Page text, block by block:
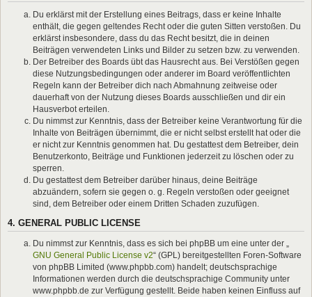
Du erklärst mit der Erstellung eines Beitrags, dass er keine Inhalte
enthält, die gegen geltendes Recht oder die guten Sitten verstoßen. Du
erklärst insbesondere, dass du das Recht besitzt, die in deinen
Beiträgen verwendeten Links und Bilder zu setzen bzw. zu verwenden.
Der Betreiber des Boards übt das Hausrecht aus. Bei Verstößen gegen
diese Nutzungsbedingungen oder anderer im Board veröffentlichten
Regeln kann der Betreiber dich nach Abmahnung zeitweise oder
dauerhaft von der Nutzung dieses Boards ausschließen und dir ein
Hausverbot erteilen.
Du nimmst zur Kenntnis, dass der Betreiber keine Verantwortung für die
Inhalte von Beiträgen übernimmt, die er nicht selbst erstellt hat oder die
er nicht zur Kenntnis genommen hat. Du gestattest dem Betreiber, dein
Benutzerkonto, Beiträge und Funktionen jederzeit zu löschen oder zu
sperren.
Du gestattest dem Betreiber darüber hinaus, deine Beiträge
abzuändern, sofern sie gegen o. g. Regeln verstoßen oder geeignet
sind, dem Betreiber oder einem Dritten Schaden zuzufügen.
4. GENERAL PUBLIC LICENSE
Du nimmst zur Kenntnis, dass es sich bei phpBB um eine unter der „
GNU General Public License v2“ (GPL) bereitgestellten Foren-Software
von phpBB Limited (www.phpbb.com) handelt; deutschsprachige
Informationen werden durch die deutschsprachige Community unter
www.phpbb.de zur Verfügung gestellt. Beide haben keinen Einfluss auf